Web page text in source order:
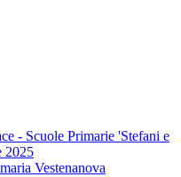
- Scuole Primarie 'Stefani e
2025
Vestenanova